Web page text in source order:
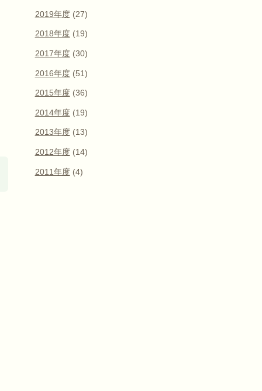
2019年度(27)
2018年度(19)
2017年度(30)
2016年度(51)
2015年度(36)
2014年度(19)
2013年度(13)
2012年度(14)
2011年度(4)